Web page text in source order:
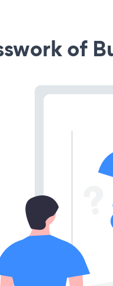
of